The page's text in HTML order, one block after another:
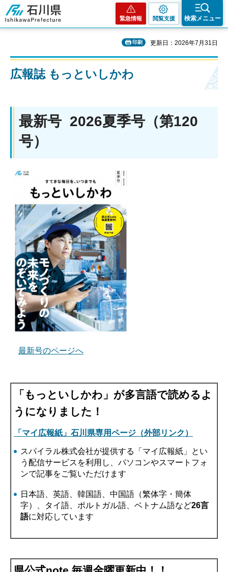
石川県
緊急情報 閲覧支援 検索メニュー
印刷 更新日：2026年7月31日
広報誌 もっといしかわ
最新号 2026夏季号（第120
号）
最新号のページへ
「もっといしかわ」が多言語で読めるよ
うになりました！
「マイ広報紙」石川県専用ページ（外部リンク）
スパイラル株式会社が提供する「マイ広報紙」とい
う配信サービスを利用し、パソコンやスマートフォ
ンで記事をご覧いただけます
日本語、英語、韓国語、中国語（繁体字・簡体
字）、タイ語、ポルトガル語、ベトナム語など26言
語に対応しています